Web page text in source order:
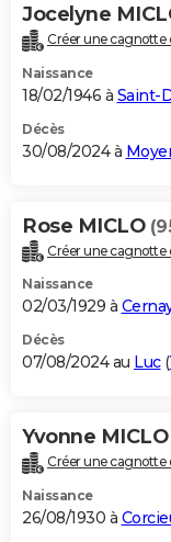
Jocelyne
Créer une cagnotte
Naissance
18/02/1946 à Saint-
Décès
30/08/2024 à
Rose MICLO
Créer une cagnotte
Naissance
02/03/1929 à
Décès
07/08/2024 au Luc(
Yvonne MICLO
Créer une cagnotte
Naissance
26/08/1930 à